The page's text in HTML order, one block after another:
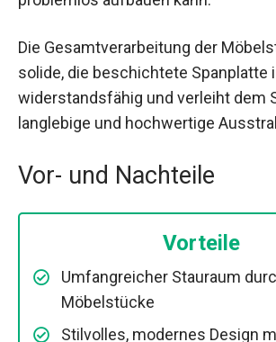
Die Gesamtverarbeitung der
solide, die beschichtete Spanplatte
widerstandsfähig und verleiht dem
langlebige und hochwertige
Vor- und Nachteile
Vorteile
Umfangreicher Stauraum
Möbelstücke
Stilvolles, modernes Design